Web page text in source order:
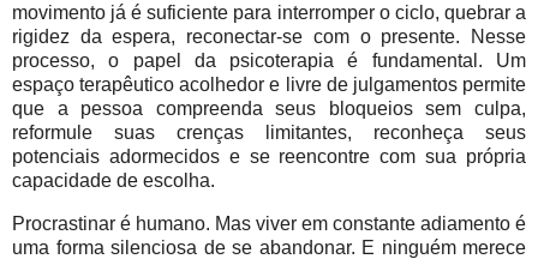
movimento já é suficiente para interromper o ciclo, quebrar a
rigidez da espera, reconectar-se com o presente. Nesse
processo, o papel da psicoterapia é fundamental. Um
espaço terapêutico acolhedor e livre de julgamentos permite
que a pessoa compreenda seus bloqueios sem culpa,
reformule suas crenças limitantes, reconheça seus
potenciais adormecidos e se reencontre com sua própria
capacidade de escolha.
Procrastinar é humano. Mas viver em constante adiamento é
uma forma silenciosa de se abandonar. E ninguém merece